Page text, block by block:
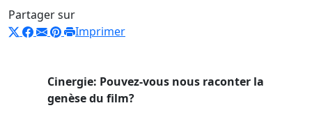
Partager sur
Imprimer
Cinergie: Pouvez-vous nous raconter la
genèse du film?